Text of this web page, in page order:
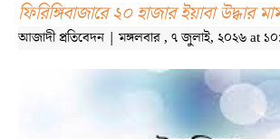
ফিরিঙ্গিবাজারে ২০ হাজার ইয়াবা উদ্ধার
আজাদী প্রতিবেদন | মঙ্গলবার , ৭ জুলাই, ২০২৬ at